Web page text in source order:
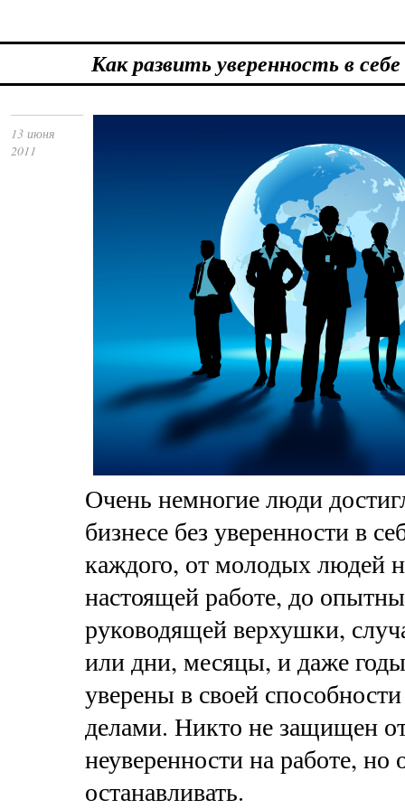
Как развить уверенность в себе
13 июня
2011
Очень немногие люди
бизнесе без уверенности в
каждого, от молодых людей
настоящей работе, до
руководящей верхушки,
или дни, месяцы, и даже
уверены в своей
делами. Никто не защищен
неуверенности на работе,
останавливать.